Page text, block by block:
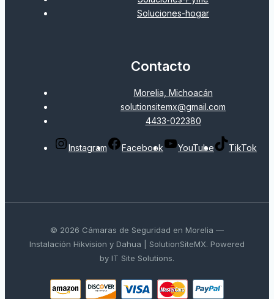
Soluciones-hogar
Contacto
Morelia, Michoacán
solutionsitemx@gmail.com
4433-022380
Instagram Facebook YouTube TikTok
© 2026 Cámaras de Seguridad en Morelia —
Instalación Hikvision y Dahua | SolutionSiteMX. Powered
by IT Site Solutions.